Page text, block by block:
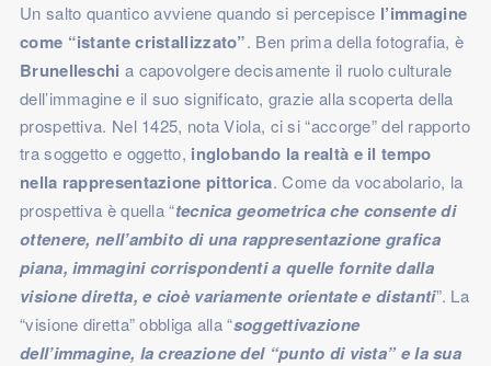
Un salto quantico avviene quando si percepisce l’immagine
come “istante cristallizzato”. Ben prima della fotografia, è
Brunelleschi a capovolgere decisamente il ruolo culturale
dell’immagine e il suo significato, grazie alla scoperta della
prospettiva. Nel 1425, nota Viola, ci si “accorge” del rapporto
tra soggetto e oggetto, inglobando la realtà e il tempo
nella rappresentazione pittorica. Come da vocabolario, la
prospettiva è quella “tecnica geometrica che consente di
ottenere, nell’ambito di una rappresentazione grafica
piana, immagini corrispondenti a quelle fornite dalla
visione diretta, e cioè variamente orientate e distanti”. La
“visione diretta” obbliga alla “soggettivazione
dell’immagine, la creazione del “punto di vista” e la sua